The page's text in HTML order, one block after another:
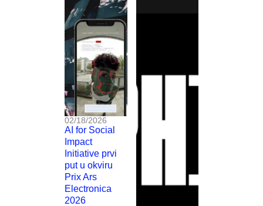
02/18/2026
AI for Social
Impact
Initiative prvi
put u okviru
Prix Ars
Electronica
2026